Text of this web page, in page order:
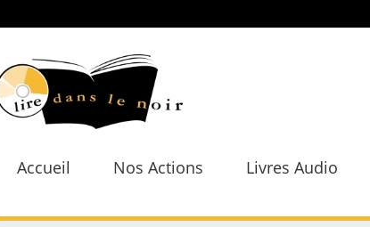
Accueil Nos Actions Livres Audio